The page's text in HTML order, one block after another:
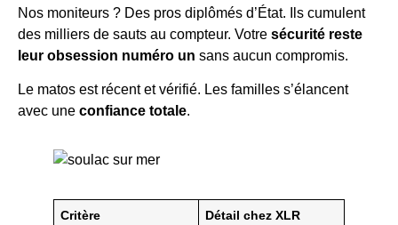
Nos moniteurs ? Des pros diplômés d’État. Ils cumulent
des milliers de sauts au compteur. Votre sécurité reste
leur obsession numéro un sans aucun compromis.
Le matos est récent et vérifié. Les familles s’élancent
avec une confiance totale.
Critère
Détail chez XLR